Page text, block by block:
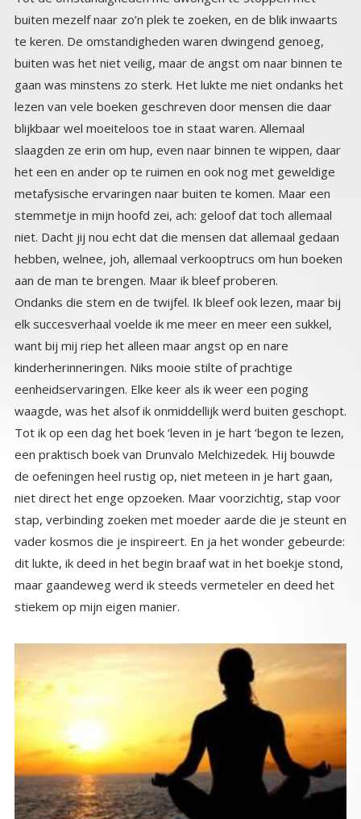
aan de man te brengen. Maar ik bleef proberen.
Ondanks die stem en de twijfel. Ik bleef ook lezen, maar bij
elk succesverhaal voelde ik me meer en meer een sukkel,
want bij mij riep het alleen maar angst op en nare
kinderherinneringen. Niks mooie stilte of prachtige
eenheidservaringen. Elke keer als ik weer een poging
waagde, was het alsof ik onmiddellijk werd buiten geschopt.
Tot ik op een dag het boek ‘leven in je hart ‘begon te lezen,
een praktisch boek van Drunvalo Melchizedek. Hij bouwde
de oefeningen heel rustig op, niet meteen in je hart gaan,
niet direct het enge opzoeken. Maar voorzichtig, stap voor
stap, verbinding zoeken met moeder aarde die je steunt en
vader kosmos die je inspireert. En ja het wonder gebeurde:
dit lukte, ik deed in het begin braaf wat in het boekje stond,
maar gaandeweg werd ik steeds vermeteler en deed het
stiekem op mijn eigen manier.